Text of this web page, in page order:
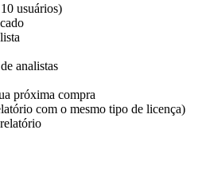
usuários)
analistas
próxima compra
com o mesmo tipo de licença)